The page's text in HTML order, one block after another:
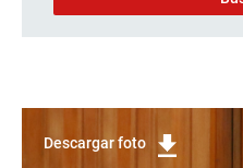
Descargar foto